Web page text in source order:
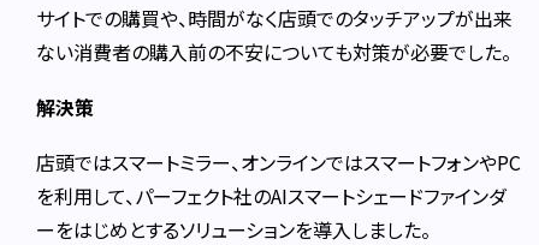
サイトでの購買や、時間がなく店頭でのタッチアップが出来
ない消費者の購入前の不安についても対策が必要でした。
解決策
店頭ではスマートミラー、オンラインではスマートフォンやPC
を利用して、パーフェクト社のAIスマートシェードファインダ
ーをはじめとするソリューションを導入しました。